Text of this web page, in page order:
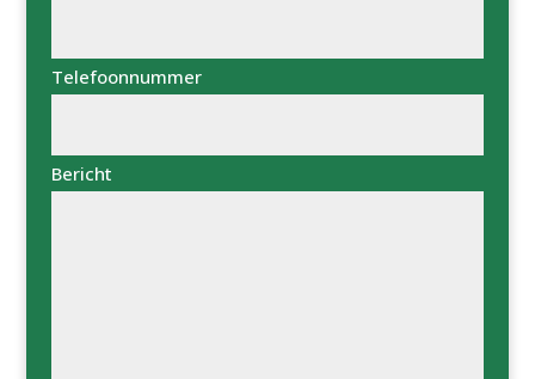
Telefoonnummer
Bericht